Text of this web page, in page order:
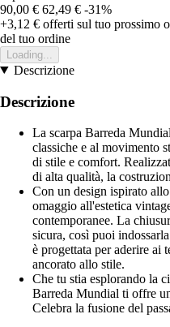
90,00 € 62,49 € -31%
+3,12 € offerti sul tuo prossimo
del tuo ordine
Loading...
Descrizione
Descrizione
La scarpa Barreda
classiche e al movimento
di stile e comfort.
di alta qualità, la
Con un design ispirato
omaggio all'estetica
contemporanee. La
sicura, così puoi
è progettata per aderire ai
ancorato allo stile.
Che tu stia esplorando la
Barreda Mundial ti offre
Celebra la fusione del